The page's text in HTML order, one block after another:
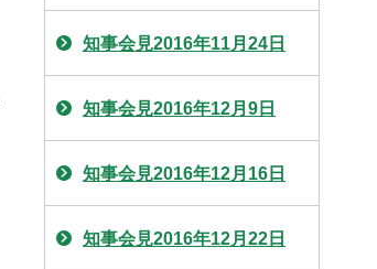
知事会見2016年11月24日
知事会見2016年12月9日
知事会見2016年12月16日
知事会見2016年12月22日